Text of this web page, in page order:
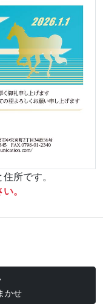
所です。
。
かせ